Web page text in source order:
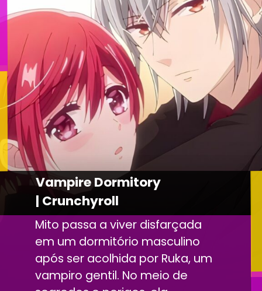
Vampire Dormitory
| Crunchyroll
Mito passa a viver disfarçada
em um dormitório masculino
após ser acolhida por Ruka, um
vampiro gentil. No meio de